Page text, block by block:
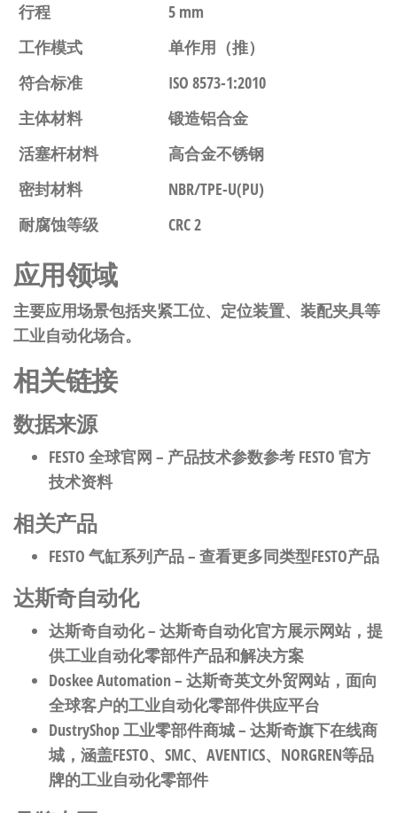
行程
5 mm
工作模式
单作用（推）
符合标准
ISO 8573-1:2010
主体材料
锻造铝合金
活塞杆材料
高合金不锈钢
密封材料
NBR/TPE-U(PU)
耐腐蚀等级
CRC 2
应用领域
主要应用场景包括夹紧工位、定位装置、装配夹具等
工业自动化场合。
相关链接
数据来源
FESTO 全球官网 – 产品技术参数参考 FESTO 官方
技术资料
相关产品
FESTO 气缸系列产品– 查看更多同类型FESTO产品
达斯奇自动化
达斯奇自动化– 达斯奇自动化官方展示网站，提
供工业自动化零部件产品和解决方案
Doskee Automation– 达斯奇英文外贸网站，面向
全球客户的工业自动化零部件供应平台
DustryShop 工业零部件商城– 达斯奇旗下在线商
城，涵盖FESTO、SMC、AVENTICS、NORGREN等品
牌的工业自动化零部件